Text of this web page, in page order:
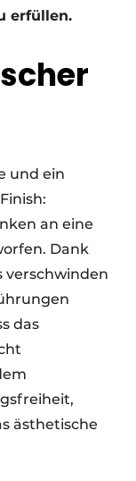
erfüllen.
und ein
an eine
Dank
verschwinden
das
ästhetische